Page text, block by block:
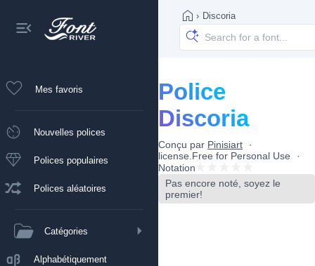
Mes favoris
Nouvelles polices
Polices populaires
Polices aléatoires
Catégories
Alphabétiquement
› Discoria
Police
Discoria
Conçu par Pinisiart
license.Free for Personal Use
Notation
Pas encore noté, soyez le
premier!